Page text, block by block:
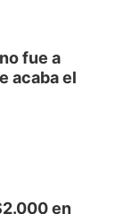
fue a
acaba el
en